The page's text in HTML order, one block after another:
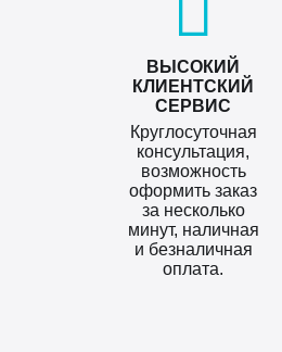
ВЫСОКИЙ
КЛИЕНТСКИЙ
СЕРВИС
Круглосуточная
консультация,
возможность
оформить заказ
за несколько
минут, наличная
и безналичная
оплата.